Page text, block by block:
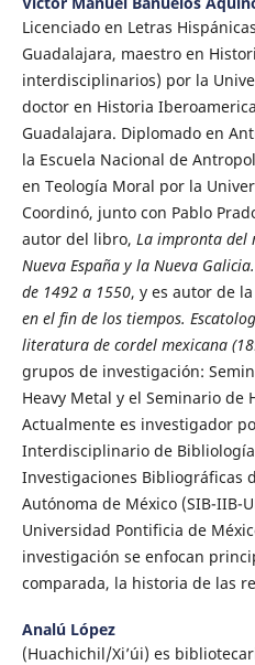
Licenciado en Letras
Guadalajara, maestro en
interdisciplinarios) por la
doctor en Historia
Guadalajara. Diplomado en
la Escuela Nacional de
en Teología Moral por la
Coordinó, junto con Pablo
autor del libro, La impronta del
Nueva España y la Nueva
de 1492 a 1550, y es autor de
en el fin de los tiempos.
literatura de cordel mexicana
grupos de investigación:
Heavy Metal y el Seminario de
Actualmente es investigador
Interdisciplinario de
Investigaciones Bibliográficas
Autónoma de México (SIB-IIB-
Universidad Pontificia de
investigación se enfocan
comparada, la historia de las
Analú López
(Huachichil/Xi’úi) es